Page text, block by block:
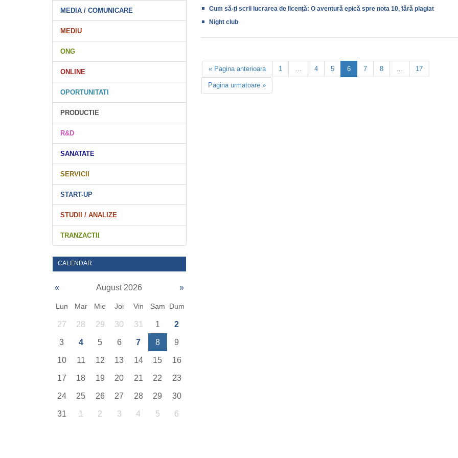
MEDIA / COMUNICARE
MEDIU
ONG
ONLINE
OPORTUNITATI
PRODUCTIE
R&D
SANATATE
SERVICII
START-UP
STUDII / ANALIZE
TRANZACTII
CALENDAR
« August 2026 »
Lun Mar Mie Joi Vin Sam Dum
27 28 29 30 31 1 2
3 4 5 6 7 8 9
10 11 12 13 14 15 16
17 18 19 20 21 22 23
24 25 26 27 28 29 30
31 1 2 3 4 5 6
Cum să-ți scrii lucrarea de licență: O aventură epică spre nota 10, fără plagiat
Night club
« Pagina anterioara 1 … 4 5 6 7 8 … 17
Pagina urmatoare »